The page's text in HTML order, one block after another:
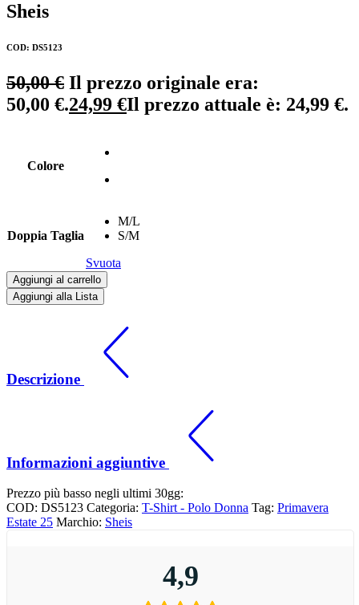
Sheis
COD: DS5123
50,00€ Il prezzo originale era:
50,00 €.24,99 €Il prezzo attuale è: 24,99 €.
Colore
Doppia Taglia
M/L
S/M
Svuota
Aggiungi al carrello
Aggiungi alla Lista
Descrizione
Informazioni aggiuntive
Prezzo più basso negli ultimi 30gg:
COD: DS5123 Categoria: T-Shirt - Polo Donna Tag: Primavera
Estate 25 Marchio: Sheis
4,9